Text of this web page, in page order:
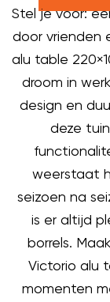
Stel je voor:
door vrienden
alu table
droom in
design en
deze
weerstaat
seizoen na
is er altijd
borrels.
Victorio alu
momenten